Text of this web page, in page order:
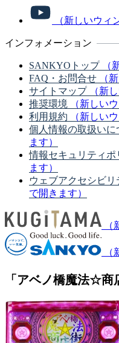
（新しいウィ
インフォメーション
SANKYOトップ
（
FAQ・お問合せ
（
サイトマップ
（新
推奨環境
（新しい
利用規約
（新しい
個人情報の取扱いに
ます）
情報セキュリティポ
ます）
ウェブアクセシビリ
で開きます）
「アベノ橋魔法☆商